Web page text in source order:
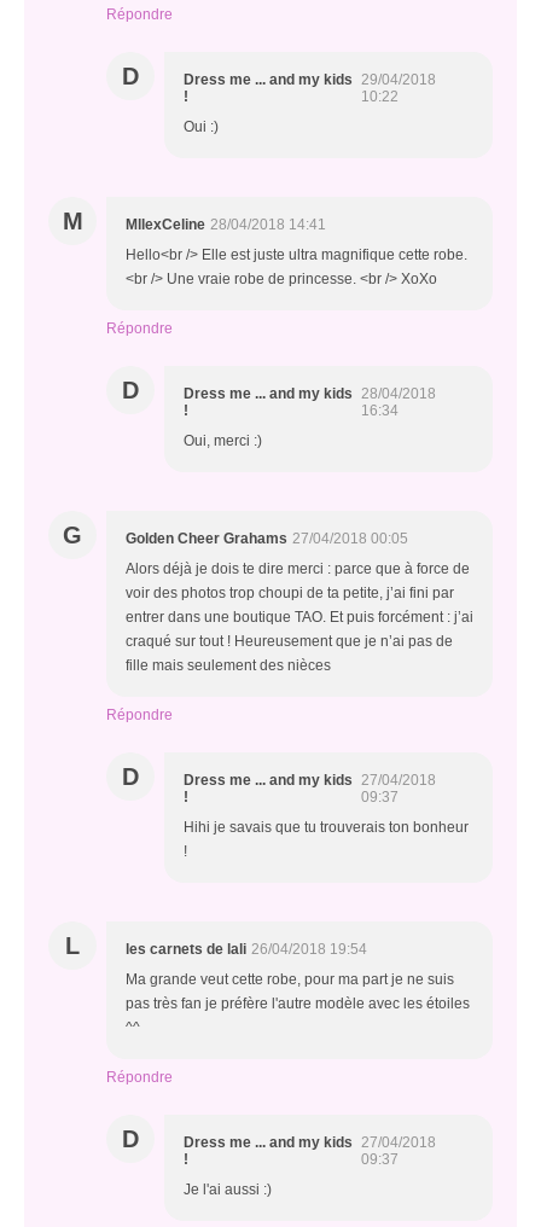
Répondre
D
Dress me ... and my kids
!
29/04/2018
10:22
Oui :)
M MllexCeline 28/04/2018 14:41
Hello<br /> Elle est juste ultra magnifique cette robe.
<br /> Une vraie robe de princesse. <br /> XoXo
Répondre
D
Dress me ... and my kids
!
28/04/2018
16:34
Oui, merci :)
G Golden Cheer Grahams 27/04/2018 00:05
Alors déjà je dois te dire merci : parce que à force de
voir des photos trop choupi de ta petite, j’ai fini par
entrer dans une boutique TAO. Et puis forcément : j’ai
craqué sur tout ! Heureusement que je n’ai pas de
fille mais seulement des nièces
Répondre
D
Dress me ... and my kids
!
27/04/2018
09:37
Hihi je savais que tu trouverais ton bonheur
!
L les carnets de lali 26/04/2018 19:54
Ma grande veut cette robe, pour ma part je ne suis
pas très fan je préfère l'autre modèle avec les étoiles
^^
Répondre
D
Dress me ... and my kids
!
27/04/2018
09:37
Je l'ai aussi :)